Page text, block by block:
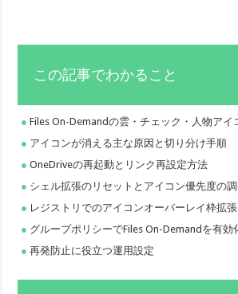
この記事でわかること
Files On-Demandの雲・チェック・人物アイ
アイコンが消える主な原因と切り分け手順
OneDriveの再起動とリンク再設定方法
シェル拡張のリセットとアイコン優先度の
レジストリでのアイコンオーバーレイ枠拡張
グループポリシーでFiles On-Demandを有効
再発防止に役立つ運用設定